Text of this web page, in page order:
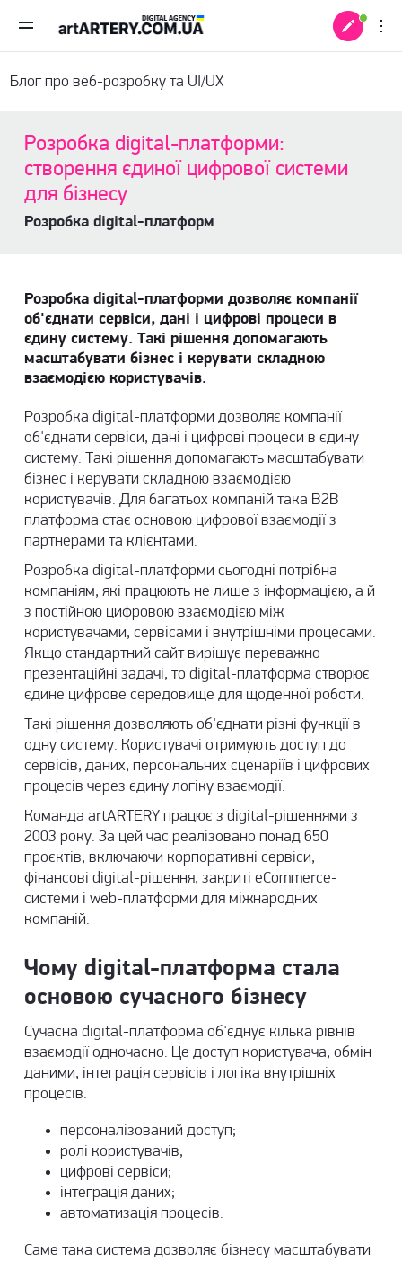
Блог про веб-розробку та UI/UX
Розробка digital-платформи:
створення єдиної цифрової системи
для бізнесу
Розробка digital-платформ
Розробка digital-платформи дозволяє компанії
об'єднати сервіси, дані і цифрові процеси в
єдину систему. Такі рішення допомагають
масштабувати бізнес і керувати складною
взаємодією користувачів.
Розробка digital-платформи дозволяє компанії
об'єднати сервіси, дані і цифрові процеси в єдину
систему. Такі рішення допомагають масштабувати
бізнес і керувати складною взаємодією
користувачів. Для багатьох компаній така B2B
платформа стає основою цифрової взаємодії з
партнерами та клієнтами.
Розробка digital-платформи сьогодні потрібна
компаніям, які працюють не лише з інформацією, а й
з постійною цифровою взаємодією між
користувачами, сервісами і внутрішніми процесами.
Якщо стандартний сайт вирішує переважно
презентаційні задачі, то digital-платформа створює
єдине цифрове середовище для щоденної роботи.
Такі рішення дозволяють об'єднати різні функції в
одну систему. Користувачі отримують доступ до
сервісів, даних, персональних сценаріїв і цифрових
процесів через єдину логіку взаємодії.
Команда artARTERY працює з digital-рішеннями з
2003 року. За цей час реалізовано понад 650
проєктів, включаючи корпоративні сервіси,
фінансові digital-рішення, закриті eCommerce-
системи і web-платформи для міжнародних
компаній.
Чому digital-платформа стала
основою сучасного бізнесу
Сучасна digital-платформа об'єднує кілька рівнів
взаємодії одночасно. Це доступ користувача, обмін
даними, інтеграція сервісів і логіка внутрішніх
процесів.
персоналізований доступ;
ролі користувачів;
цифрові сервіси;
інтеграція даних;
автоматизація процесів.
Саме така система дозволяє бізнесу масштабувати